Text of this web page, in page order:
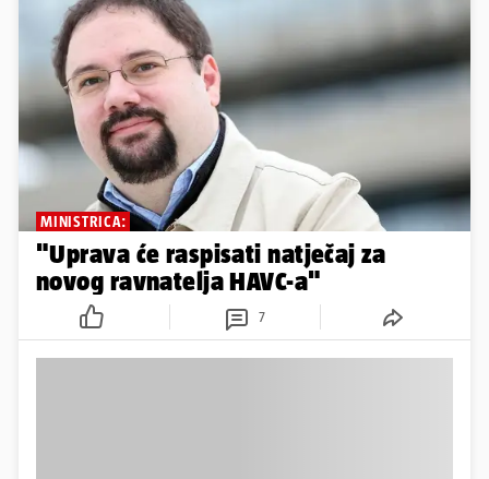
MINISTRICA:
"Uprava će raspisati natječaj za
novog ravnatelja HAVC-a"
7